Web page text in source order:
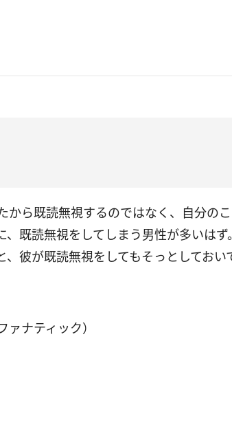
から既読無視するのではなく、自分の
、既読無視をしてしまう男性が多いは
、彼が既読無視をしてもそっとしておい
ァナティック）